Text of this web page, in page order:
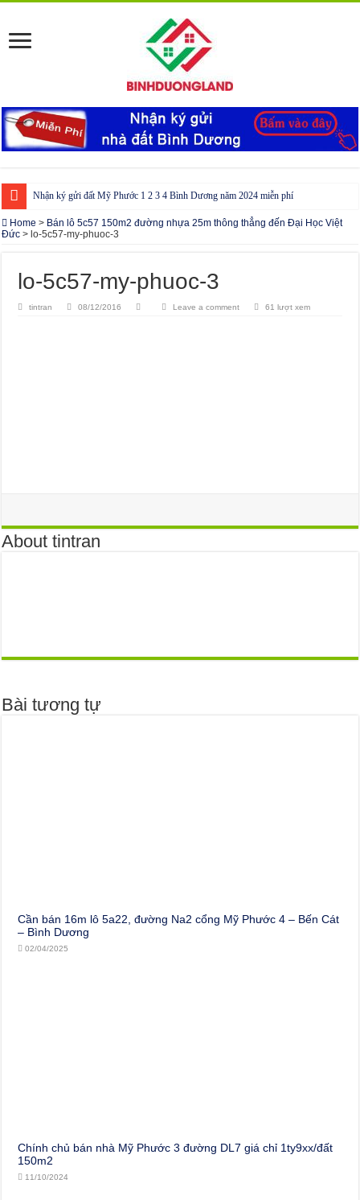
Nhận ký gửi đất Mỹ Phước 1 2 3 4 Bình Dương năm 2024 miễn phí
Cho thuê nhà Ecolakes Bình Dương, mới đẹp, đầy đủ nội thất
Phòng công chứng tại Đồng Phú – Bình Phước
Home > Bán lô 5c57 150m2 đường nhựa 25m thông thẳng đến Đại Học Việt
Đức > lo-5c57-my-phuoc-3
lo-5c57-my-phuoc-3
tintran 08/12/2016 Leave a comment 61 lượt xem
About tintran
Bài tương tự
Cần bán 16m lô 5a22, đường Na2 cổng Mỹ Phước 4 – Bến Cát
– Bình Dương
02/04/2025
Chính chủ bán nhà Mỹ Phước 3 đường DL7 giá chỉ 1ty9xx/đất
150m2
11/10/2024